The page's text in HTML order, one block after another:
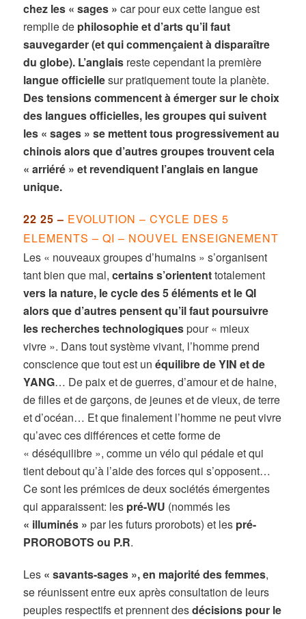
chez les « sages »car pour eux cette langue est
remplie de philosophie et d’arts qu’il faut
sauvegarder (et qui commençaient à disparaître
du globe). L’anglais reste cependant la première
langue officiellesur pratiquement toute la planète.
Des tensions commencent à émerger sur le choix
des langues officielles, les groupes qui suivent
les « sages » se mettent tous progressivement au
chinois alors que d’autres groupes trouvent cela
« arriéré » et revendiquent l’anglais en langue
unique.
22 25 – EVOLUTION – CYCLE DES 5
ELEMENTS – QI – NOUVEL ENSEIGNEMENT
Les « nouveaux groupes d’humains » s’organisent
tant bien que mal,certains s’oriententtotalement
vers la nature, le cycle des 5 éléments et le QI
alors que d’autres pensent qu’il faut poursuivre
les recherches technologiquespour « mieux
vivre ». Dans tout système vivant, l’homme prend
conscience que tout est unéquilibre de YIN et de
YANG… De paix et de guerres, d’amour et de haine,
de filles et de garçons, de jeunes et de vieux, de terre
et d’océan… Et que finalement l’homme ne peut vivre
qu’avec ces différences et cette forme de
« déséquilibre », comme un vélo qui pédale et qui
tient debout qu’à l’aide des forces qui s’opposent…
Ce sont les prémices de deux sociétés émergentes
qui apparaissent: les pré-WU (nommés les
« illuminés » par les futurs prorobots) et les pré-
PROROBOTS ou P.R.
Les « savants-sages », en majorité des femmes,
se réunissent entre eux après consultation de leurs
peuples respectifs et prennent desdécisions pour le